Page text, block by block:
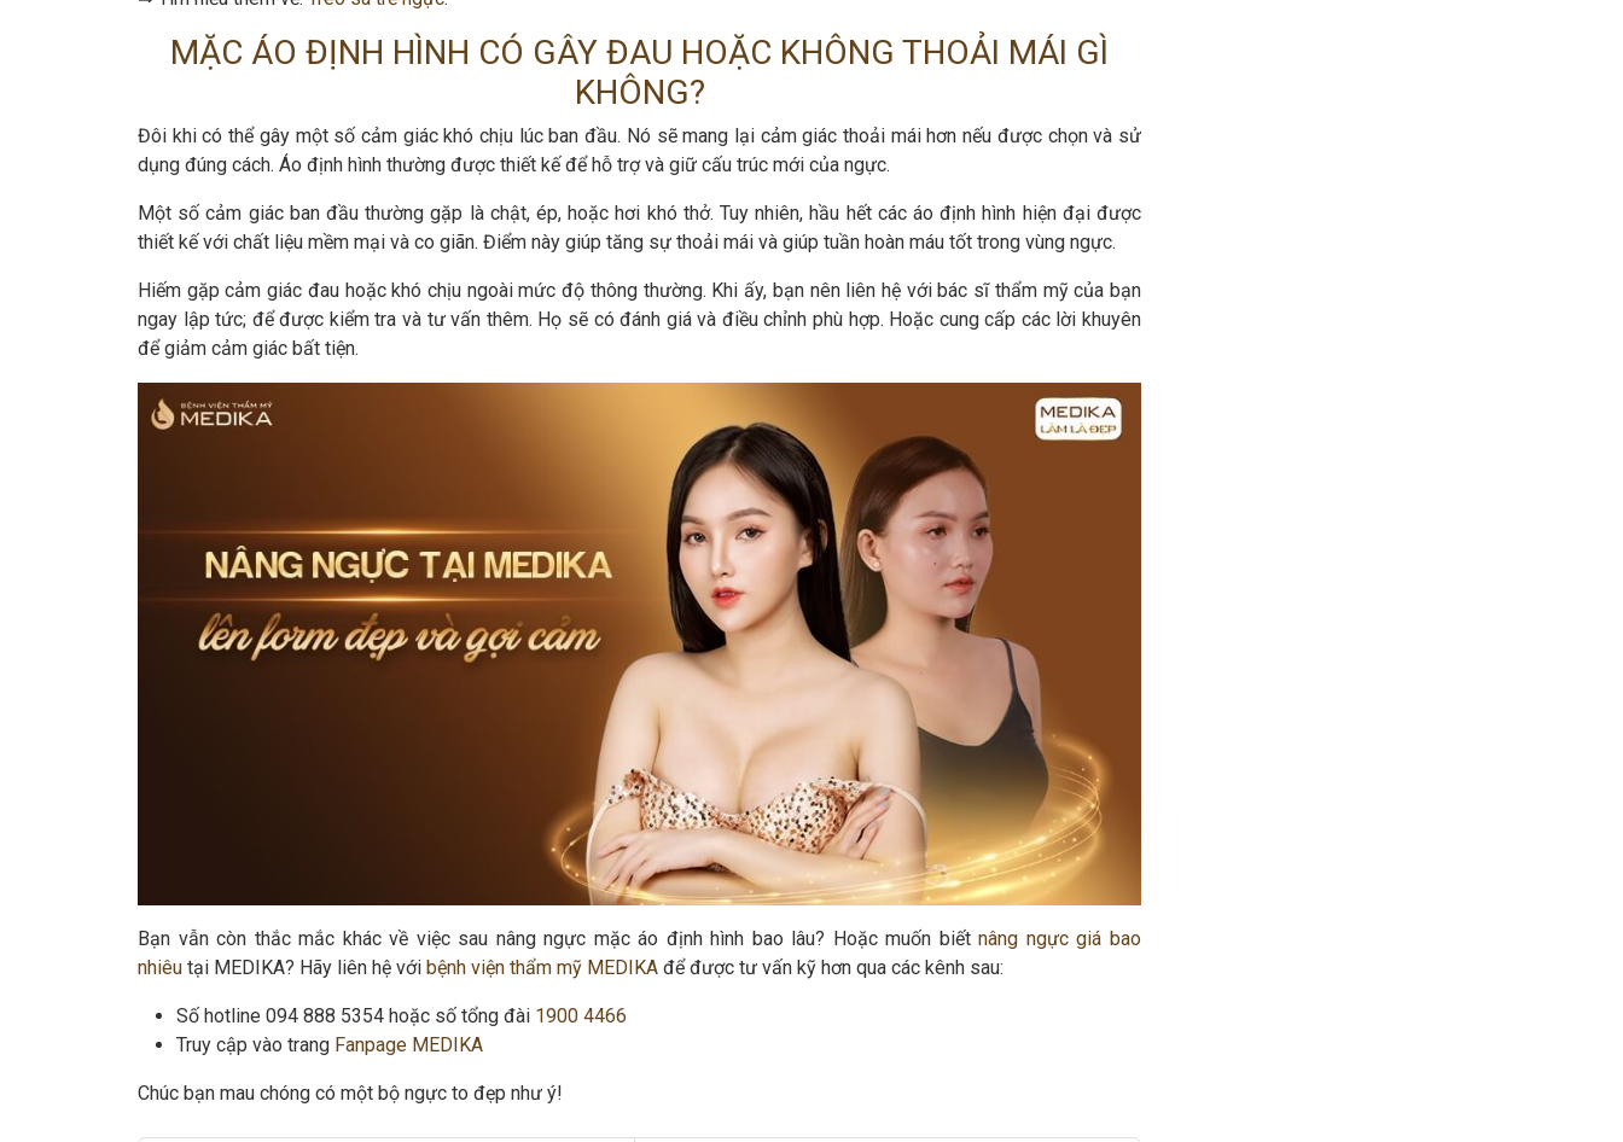
MẶC ÁO ĐỊNH HÌNH CÓ GÂY ĐAU HOẶC KHÔNG THOẢI MÁI GÌ
KHÔNG?
Đôi khi có thể gây một số cảm giác khó chịu lúc ban đầu. Nó sẽ mang lại cảm giác thoải mái hơn nếu được chọn và sử
dụng đúng cách. Áo định hình thường được thiết kế để hỗ trợ và giữ cấu trúc mới của ngực.
Một số cảm giác ban đầu thường gặp là chật, ép, hoặc hơi khó thở. Tuy nhiên, hầu hết các áo định hình hiện đại được
thiết kế với chất liệu mềm mại và co giãn. Điểm này giúp tăng sự thoải mái và giúp tuần hoàn máu tốt trong vùng ngực.
Hiếm gặp cảm giác đau hoặc khó chịu ngoài mức độ thông thường. Khi ấy, bạn nên liên hệ với bác sĩ thẩm mỹ của bạn
ngay lập tức; để được kiểm tra và tư vấn thêm. Họ sẽ có đánh giá và điều chỉnh phù hợp. Hoặc cung cấp các lời khuyên
để giảm cảm giác bất tiện.
Bạn vẫn còn thắc mắc khác về việc sau nâng ngực mặc áo định hình bao lâu? Hoặc muốn biếtnâng ngực giá bao
nhiêu tại MEDIKA? Hãy liên hệ với bệnh viện thẩm mỹ MEDIKA để được tư vấn kỹ hơn qua các kênh sau:
Số hotline 094 888 5354 hoặc số tổng đài 1900 4466
Truy cập vào trang Fanpage MEDIKA
Chúc bạn mau chóng có một bộ ngực to đẹp như ý!